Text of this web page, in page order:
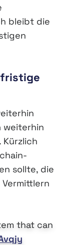
bleibt die
weiterhin
Kürzlich
sollte, die
that can